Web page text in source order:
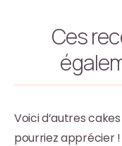
Ces
Voici d’autres
pourriez apprécier !